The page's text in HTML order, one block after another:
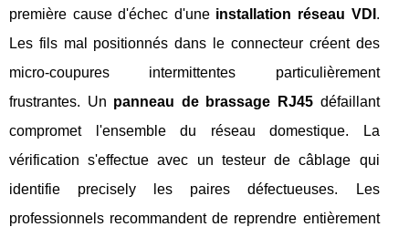
première cause d'échec d'une installation réseau VDI .
Les fils mal positionnés dans le connecteur créent des
micro-coupures intermittentes particulièrement
frustrantes. Un panneau de brassage RJ45 défaillant
compromet l'ensemble du réseau domestique. La
vérification s'effectue avec un testeur de câblage qui
identifie precisely les paires défectueuses. Les
professionnels recommandent de reprendre entièrement